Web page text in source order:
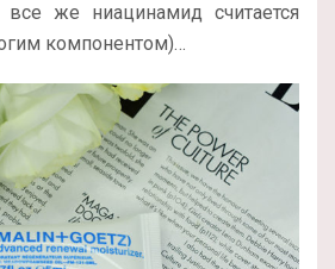
же ниацинамид считается
компонентом)…